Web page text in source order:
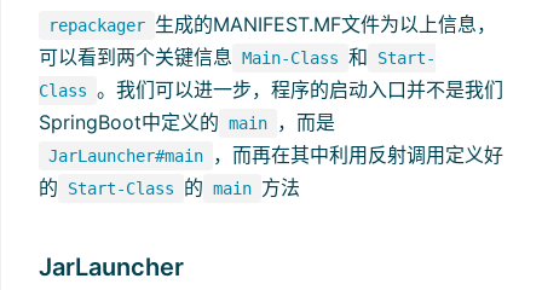
repackager 生成的MANIFEST.MF文件为以上信息，
可以看到两个关键信息 Main-Class 和
Start-
Class 。我们可以进一步，程序的启动入口并不是我们
SpringBoot中定义的 main ，而是
JarLauncher#main
，而再在其中利用反射调用定义好
的
Start-Class 的 main 方法
JarLauncher